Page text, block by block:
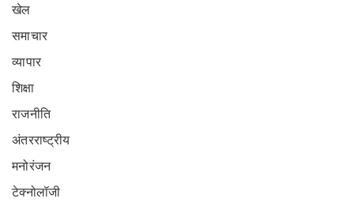
खेल
समाचार
व्यापार
शिक्षा
राजनीति
अंतरराष्ट्रीय
मनोरंजन
टेक्नोलॉजी